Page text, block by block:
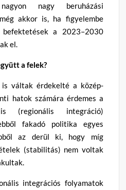
nagy beruházási
akkor is, ha figyelembe
a 2023–2030
el.
a felek?
váltak érdekelté a közép-
hatok számára érdemes a
(regionális integráció)
fakadó politika egyes
az derül ki, hogy míg
(stabilitás) nem voltak
integrációs folyamatok